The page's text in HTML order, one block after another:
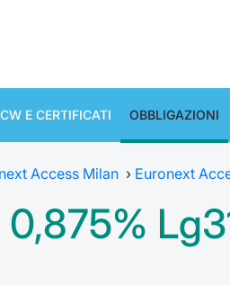
CW E CERTIFICATI OBBLIGAZIONI
Access Milan › Euronext